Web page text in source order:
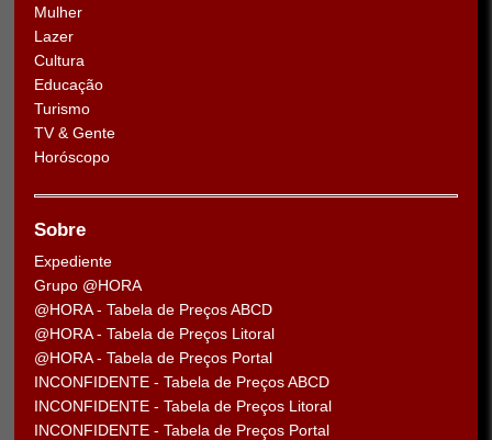
Mulher
Lazer
Cultura
Educação
Turismo
TV & Gente
Horóscopo
Sobre
Expediente
Grupo @HORA
@HORA - Tabela de Preços ABCD
@HORA - Tabela de Preços Litoral
@HORA - Tabela de Preços Portal
INCONFIDENTE - Tabela de Preços ABCD
INCONFIDENTE - Tabela de Preços Litoral
INCONFIDENTE - Tabela de Preços Portal